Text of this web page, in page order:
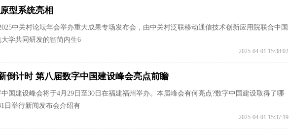
型系统亮相
中关村论坛年会举办重大成果专场发布会，由中关村泛联移动通信技术创新应用院联合中国
学共同研发的智简内生6
2025-04-01 15:38:02
倒计时 第八届数字中国建设峰会亮点前瞻
国建设峰会将于4月29日至30日在福建福州举办。本届峰会有何亮点?数字中国建设取得了哪
日举行新闻发布会介绍有
2025-04-01 15:37:19